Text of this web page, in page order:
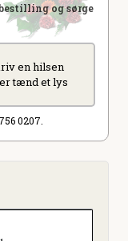
og sørge
en hilsen
tænd et lys
0207.